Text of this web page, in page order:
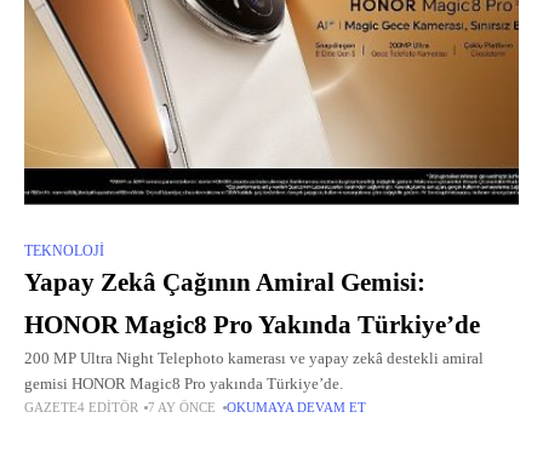
TEKNOLOJI
Yapay Zekâ Çağının Amiral Gemisi:
HONOR Magic8 Pro Yakında Türkiye’de
200 MP Ultra Night Telephoto kamerası ve yapay zekâ destekli amiral
gemisi HONOR Magic8 Pro yakında Türkiye’de.
GAZETE4 EDITÖR 7 AY ÖNCE OKUMAYA DEVAM ET